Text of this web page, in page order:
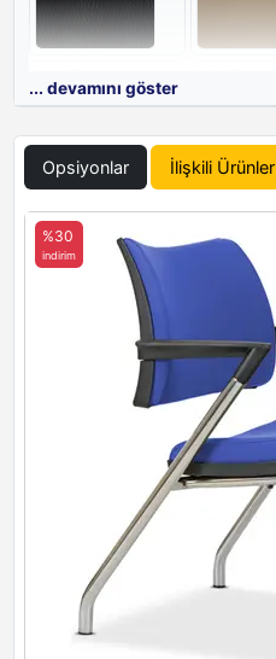
Inter 13
... devamını göster
Opsiyonlar İlişkili Ürünler
%30
indirim